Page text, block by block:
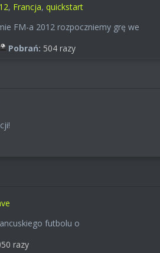
, Francja, quickstart
FM-a 2012 rozpoczniemy grę we
Pobrań: 504 razy
futbolu o
razy